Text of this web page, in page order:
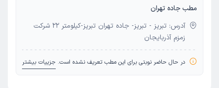
مطب جاده تهران
آدرس: تبریز - تبریز- جاده تهران تبریز-کیلومتر 22 شرکت
زمزم آذربایجان
در حال حاضر نوبتی برای این مطب تعریف نشده است. جزییات بیشتر